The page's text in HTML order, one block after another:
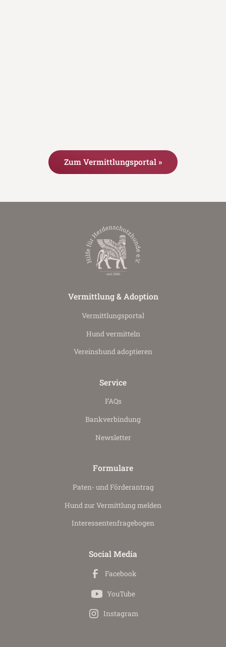
Zum Vermittlungsportal »
Vermittlung & Adoption
Vermittlungs­portal
Hund vermitteln
Vereinshund adoptieren
Service
FAQs
Bankverbindung
Newsletter
Formulare
Paten- und Förderantrag
Hund zur Vermittlung melden
Interessenten­fragebogen
Social Media
Facebook
YouTube
Instagram